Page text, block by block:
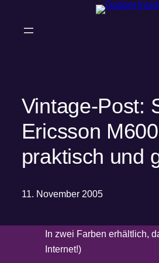
Inhalt
Vintage-Post:
Ericsson
praktisch und
11. November 2005
In zwei Farben erhältlich,
Internet!)